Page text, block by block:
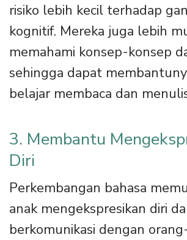
risiko lebih kecil terhadap
kognitif. Mereka juga lebih
memahami konsep-konsep
sehingga dapat
belajar membaca dan
3. Membantu
Diri
Perkembangan bahasa
anak mengekspresikan diri
berkomunikasi dengan